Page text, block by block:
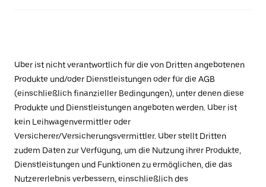
Uber ist nicht verantwortlich für die von Dritten angebotenen
Produkte und/oder Dienstleistungen oder für die AGB
(einschließlich finanzieller Bedingungen), unter denen diese
Produkte und Dienstleistungen angeboten werden. Uber ist
kein Leihwagenvermittler oder
Versicherer/Versicherungsvermittler. Uber stellt Dritten
zudem Daten zur Verfügung, um die Nutzung ihrer Produkte,
Dienstleistungen und Funktionen zu ermöglichen, die das
Nutzererlebnis verbessern, einschließlich des